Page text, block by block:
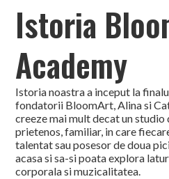
Istoria
Academy
Istoria noastra a inceput la
fondatorii BloomArt, Alina si
creeze mai mult decat un studio
prietenos, familiar, in care
talentat sau posesor de doua
acasa si sa-si poata explora
corporala si muzicalitatea.